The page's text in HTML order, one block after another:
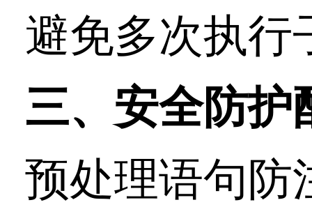
避免多次执行
三、安全防护
预处理语句防